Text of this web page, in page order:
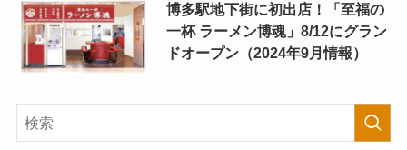
博多駅地下街に初出店！「至福の
一杯 ラーメン博魂」8/12にグラン
ドオープン（2024年9月情報）